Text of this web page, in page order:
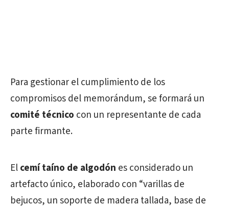
Para gestionar el cumplimiento de los
compromisos del memorándum, se formará un
comité técnico con un representante de cada
parte firmante.
Elcemí taíno de algodón es considerado un
artefacto único, elaborado con “varillas de
bejucos, un soporte de madera tallada, base de